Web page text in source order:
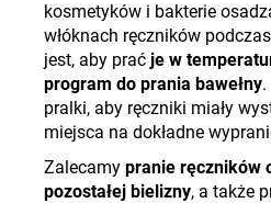
kosmetyków i bakterie
włóknach ręczników
jest, aby prać je w
program do prania bawełny
pralki, aby ręczniki miały
miejsca na dokładne
Zalecamy pranie ręczników
pozostałej bielizny, a także